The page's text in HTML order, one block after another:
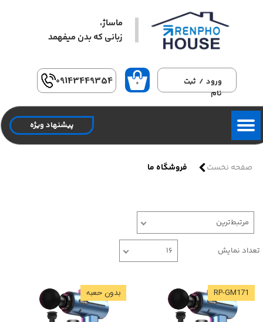
پیشنهاد ویژه
ورود / ثبت
نام
حساب کاربری من
تغییر گذر واژه
سفارشات
خروج از حساب کاربری
۰
ماساژ،
زبانی که بدن میفهمد​​​​​​​
09143449354
صفحه نخست فروشگاه ما
مرتبط‌ترین
تعداد نمایش ۱۶
RP-GM171 بدون حعبه